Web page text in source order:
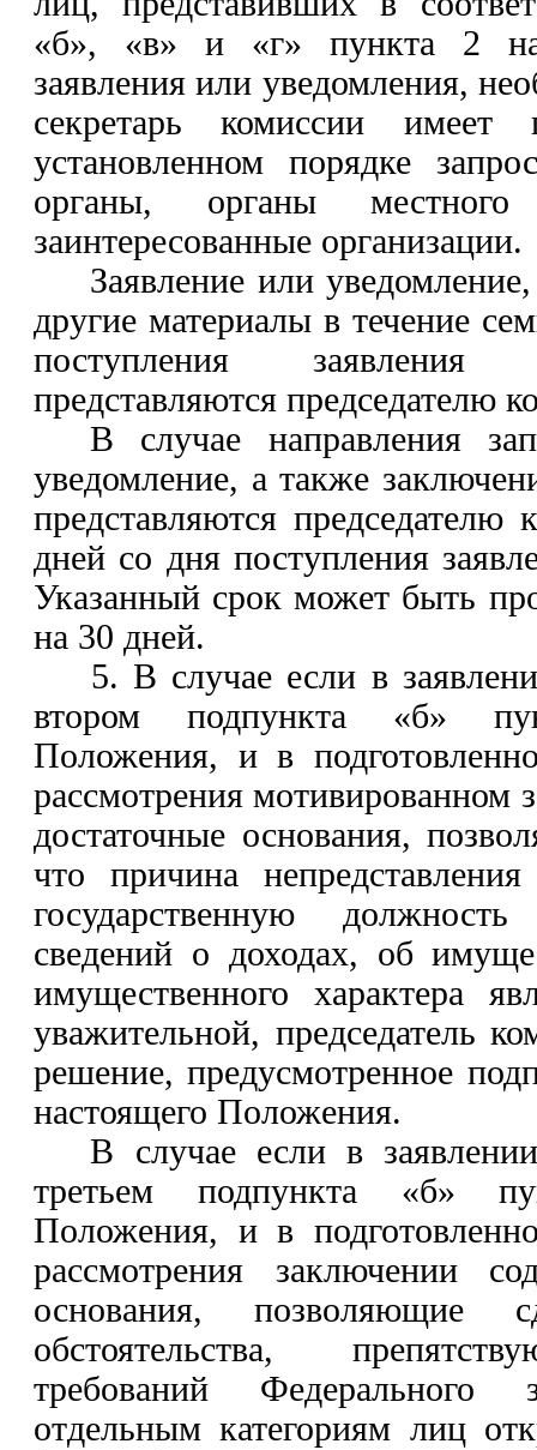
«б», «в» и «г» пункта 2
заявления или уведомления,
секретарь комиссии имеет
установленном порядке
органы, органы
заинтересованные организации.
Заявление или
другие материалы в течение
поступления
представляются председателю
В случае направления
уведомление, а также
представляются председателю
дней со дня поступления
Указанный срок может быть
на 30 дней.
5.В случае если в
втором подпункта «б»
Положения, и в
рассмотрения мотивированном
достаточные основания,
что причина
государственную
сведений о доходах, об
имущественного характера
уважительной, председатель
решение, предусмотренное
настоящего Положения.
В случае если в
третьем подпункта «б»
Положения, и в
рассмотрения заключении
основания, позволяющие
обстоятельства,
требований
отдельным категориям лиц